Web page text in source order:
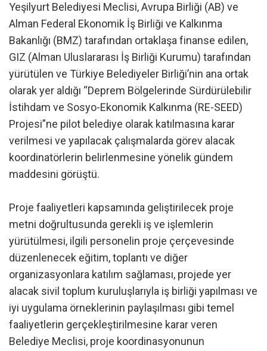
Yeşilyurt Belediyesi Meclisi, Avrupa Birliği (AB) ve
Alman Federal Ekonomik İş Birliği ve Kalkınma
Bakanlığı (BMZ) tarafından ortaklaşa finanse edilen,
GIZ (Alman Uluslararası İş Birliği Kurumu) tarafından
yürütülen ve Türkiye Belediyeler Birliği’nin ana ortak
olarak yer aldığı “Deprem Bölgelerinde Sürdürülebilir
İstihdam ve Sosyo-Ekonomik Kalkınma (RE-SEED)
Projesi”ne pilot belediye olarak katılmasına karar
verilmesi ve yapılacak çalışmalarda görev alacak
koordinatörlerin belirlenmesine yönelik gündem
maddesini görüştü.
Proje faaliyetleri kapsamında geliştirilecek proje
metni doğrultusunda gerekli iş ve işlemlerin
yürütülmesi, ilgili personelin proje çerçevesinde
düzenlenecek eğitim, toplantı ve diğer
organizasyonlara katılım sağlaması, projede yer
alacak sivil toplum kuruluşlarıyla iş birliği yapılması ve
iyi uygulama örneklerinin paylaşılması gibi temel
faaliyetlerin gerçekleştirilmesine karar veren
Belediye Meclisi, proje koordinasyonunun